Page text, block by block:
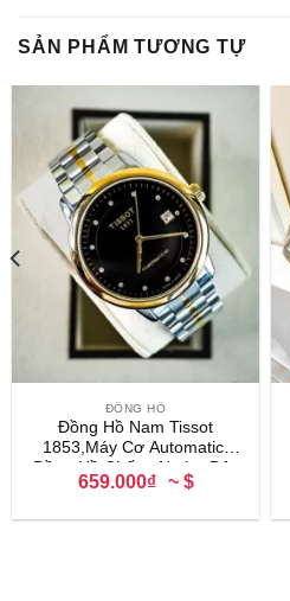
SẢN PHẨM TƯƠNG TỰ
ĐỒNG HỒ
Đồng Hồ Nam Tissot
1853,Máy Cơ Automatic,
Đồng Hồ Chống Nước, Dây
Kim Loại Cao Cấp BH 12
659.000₫ ~ $